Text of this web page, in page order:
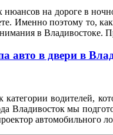
на дороге в
Именно поэтому то,
в
авто в двери в
водителей,
Владивосток мы
автомобильного